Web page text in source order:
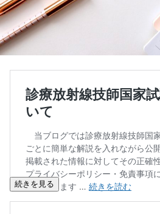
続きを見る